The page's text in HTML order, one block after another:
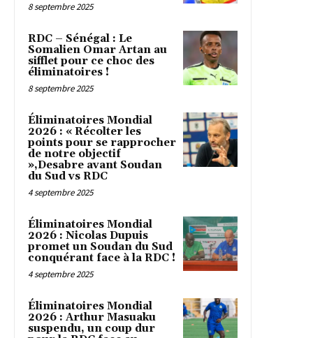
8 septembre 2025
RDC – Sénégal : Le
Somalien Omar Artan au
sifflet pour ce choc des
éliminatoires !
8 septembre 2025
Éliminatoires Mondial
2026 : « Récolter les
points pour se rapprocher
de notre objectif
»,Desabre avant Soudan
du Sud vs RDC
4 septembre 2025
Éliminatoires Mondial
2026 : Nicolas Dupuis
promet un Soudan du Sud
conquérant face à la RDC !
4 septembre 2025
Éliminatoires Mondial
2026 : Arthur Masuaku
suspendu, un coup dur